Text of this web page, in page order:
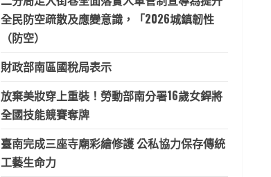
全民防空疏散及應變意識，「2026城鎮韌性
（防空）
財政部南區國稅局表示
放棄美妝穿上重裝！勞動部南分署16歲女銲將
全國技能競賽奪牌
臺南完成三座寺廟彩繪修護 公私協力保存傳統
工藝生命力